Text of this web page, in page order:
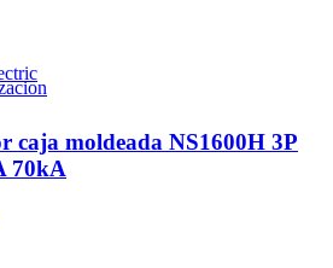
caja moldeada NS1600H 3P
70kA